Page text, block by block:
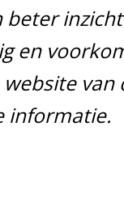
en
informatie.